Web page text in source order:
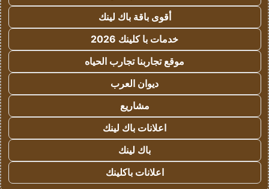
أقوى باقة باك لينك
خدمات با كلينك 2026
موقع تجاربنا تجارب الحياه
ديوان العرب
مشاريع
اعلانات باك لينك
باك لينك
اعلانات باكلينك